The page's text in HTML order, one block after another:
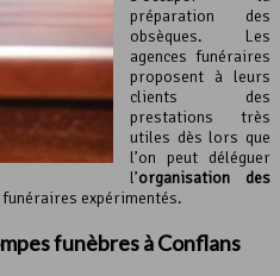
préparation des
obsèques. Les
agences funéraires
proposent à leurs
clients des
prestations très
utiles dès lors que
l’on peut déléguer
l’organisation des
funéraires expérimentés.
funèbres à Conflans